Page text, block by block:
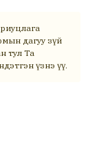
дагуу зүй
тул Та
үзнэ үү.